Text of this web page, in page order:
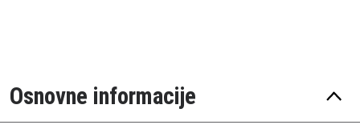
Osnovne informacije